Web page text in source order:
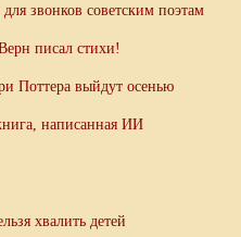
звонков советским поэтам
писал стихи!
Поттера выйдут осенью
написанная ИИ
хвалить детей